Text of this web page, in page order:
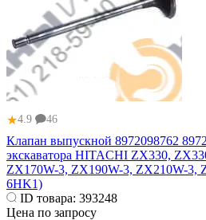
★4.9 46
Клапан выпускной 8972098762
экскаватора HITACHI ZX330,
ZX170W-3, ZX190W-3, ZX210W-3,
6HK1)
ID товара: 393248
Цена по запросу